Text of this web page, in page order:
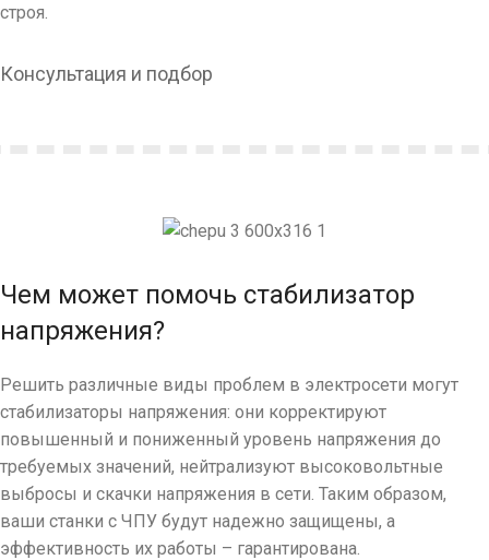
строя.
Консультация и подбор
Чем может помочь стабилизатор
напряжения?
Решить различные виды проблем в электросети могут
стабилизаторы напряжения: они корректируют
повышенный и пониженный уровень напряжения до
требуемых значений, нейтрализуют высоковольтные
выбросы и скачки напряжения в сети. Таким образом,
ваши станки с ЧПУ будут надежно защищены, а
эффективность их работы – гарантирована.